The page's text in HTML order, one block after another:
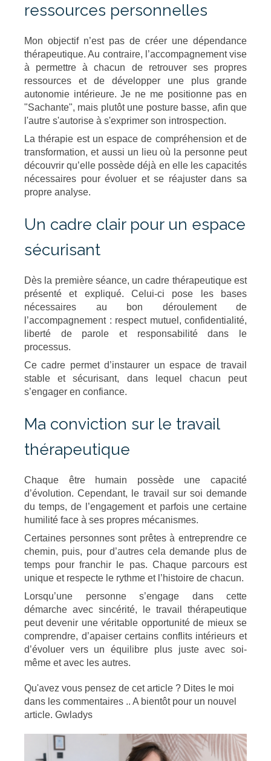
ressources personnelles
Mon objectif n’est pas de créer une dépendance
thérapeutique. Au contraire, l’accompagnement vise
à permettre à chacun de retrouver ses propres
ressources et de développer une plus grande
autonomie intérieure. Je ne me positionne pas en
"Sachante", mais plutôt une posture basse, afin que
l'autre s'autorise à s'exprimer son introspection.
La thérapie est un espace de compréhension et de
transformation, et aussi un lieu où la personne peut
découvrir qu’elle possède déjà en elle les capacités
nécessaires pour évoluer et se réajuster dans sa
propre analyse.
Un cadre clair pour un espace
sécurisant
Dès la première séance, un cadre thérapeutique est
présenté et expliqué. Celui-ci pose les bases
nécessaires au bon déroulement de
l’accompagnement : respect mutuel, confidentialité,
liberté de parole et responsabilité dans le
processus.
Ce cadre permet d’instaurer un espace de travail
stable et sécurisant, dans lequel chacun peut
s’engager en confiance.
Ma conviction sur le travail
thérapeutique
Chaque être humain possède une capacité
d’évolution. Cependant, le travail sur soi demande
du temps, de l’engagement et parfois une certaine
humilité face à ses propres mécanismes.
Certaines personnes sont prêtes à entreprendre ce
chemin, puis, pour d’autres cela demande plus de
temps pour franchir le pas. Chaque parcours est
unique et respecte le rythme et l’histoire de chacun.
Lorsqu’une personne s’engage dans cette
démarche avec sincérité, le travail thérapeutique
peut devenir une véritable opportunité de mieux se
comprendre, d’apaiser certains conflits intérieurs et
d’évoluer vers un équilibre plus juste avec soi-
même et avec les autres.
Qu'avez vous pensez de cet article ? Dites le moi
dans les commentaires .. A bientôt pour un nouvel
article. Gwladys